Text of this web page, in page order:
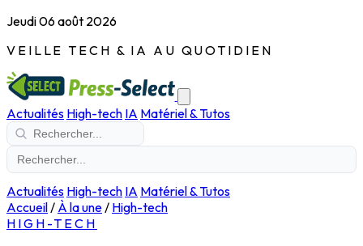
Jeudi 06 août 2026
VEILLE TECH & IA AU QUOTIDIEN
Actualités High-tech IA Matériel & Tutos
Actualités High-tech IA Matériel & Tutos
Accueil/ À la une/ High-tech
HIGH-TECH